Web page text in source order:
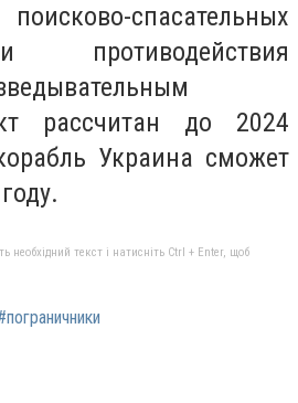
спасательных
рассчитан до 2024
Украина сможет
необхідний текст і натисніть Ctrl + Enter, щоб